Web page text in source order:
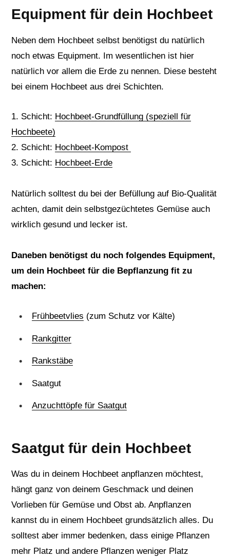
Equipment für dein Hochbeet
Neben dem Hochbeet selbst benötigst du natürlich
noch etwas Equipment. Im wesentlichen ist hier
natürlich vor allem die Erde zu nennen. Diese besteht
bei einem Hochbeet aus drei Schichten.
1. Schicht: Hochbeet-Grundfüllung (speziell für
Hochbeete)
2. Schicht: Hochbeet-Kompost
3. Schicht: Hochbeet-Erde
Natürlich solltest du bei der Befüllung auf Bio-Qualität
achten, damit dein selbstgezüchtetes Gemüse auch
wirklich gesund und lecker ist.
Daneben benötigst du noch folgendes Equipment,
um dein Hochbeet für die Bepflanzung fit zu
machen:
Frühbeetvlies (zum Schutz vor Kälte)
Rankgitter
Rankstäbe
Saatgut
Anzuchttöpfe für Saatgut
Saatgut für dein Hochbeet
Was du in deinem Hochbeet anpflanzen möchtest,
hängt ganz von deinem Geschmack und deinen
Vorlieben für Gemüse und Obst ab. Anpflanzen
kannst du in einem Hochbeet grundsätzlich alles. Du
solltest aber immer bedenken, dass einige Pflanzen
mehr Platz und andere Pflanzen weniger Platz